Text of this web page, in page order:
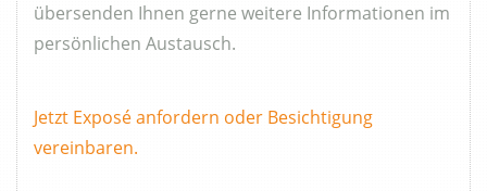
übersenden Ihnen gerne weitere Informationen im
persönlichen Austausch.
Jetzt Exposé anfordern oder Besichtigung
vereinbaren.